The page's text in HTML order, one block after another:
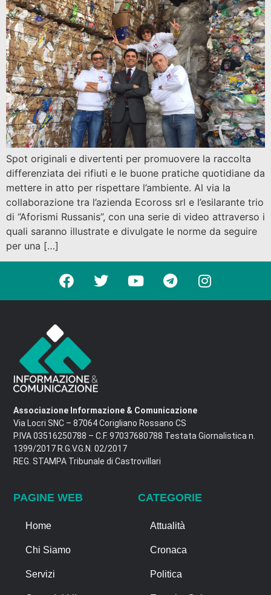
Spot originali e divertenti per promuovere la raccolta
differenziata dei rifiuti e le buone pratiche quotidiane da
mettere in atto per rispettare l’ambiente. Al via la
collaborazione tra l’azienda Ecoross srl e l’esilarante trio
di “Aforismi Russanis”, con una serie di video attraverso i
quali saranno illustrate e divulgate le norme da seguire
per una […]
Associazione Informazione & Comunicazione
Via Locri SNC – 87064 Corigliano Rossano CS
P.IVA 03516250788 – C.F. 97037680788 Testata Giornalistica n.
1399/2017 R.G.V.G.N. 02/2017
REG. STAMPA Tribunale di Castrovillari
PAGINE WEB
Home
Chi Siamo
Servizi
CATEGORIE
Attualità
Cronaca
Politica